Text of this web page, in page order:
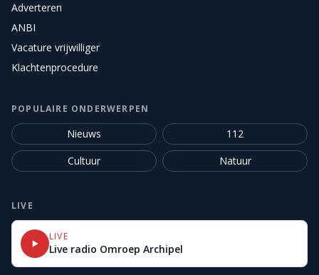
Adverteren
ANBI
Vacature vrijwilliger
Klachtenprocedure
POPULAIRE ONDERWERPEN
Nieuws
112
Cultuur
Natuur
LIVE
LIVE
Live radio Omroep Archipel